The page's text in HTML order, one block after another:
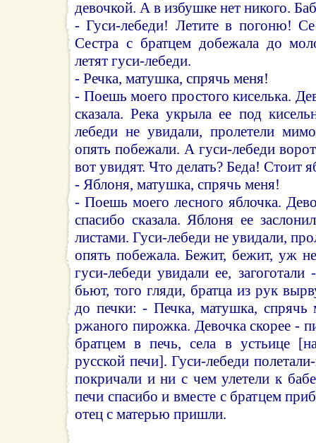
девочкой. А в избушке нет никого.
- Гуси-лебеди! Летите в погоню!
Сестра с братцем добежала до
летят гуси-лебеди.
- Речка, матушка, спрячь меня!
- Поешь моего простого киселька.
сказала. Река укрыла ее под
лебеди не увидали, пролетели
опять побежали. А гуси-лебеди
вот увидят. Что делать? Беда! Стоит
- Яблоня, матушка, спрячь меня!
- Поешь моего лесного яблочка.
спасибо сказала. Яблоня ее
листами. Гуси-лебеди не увидали,
опять побежала. Бежит, бежит, уж
гуси-лебеди увидали ее,
бьют, того гляди, братца из рук
до печки: - Печка, матушка,
ржаного пирожка. Девочка скорее -
братцем в печь, села в устьице
русской печи]. Гуси-лебеди
покричали и ни с чем улетели к
печи спасибо и вместе с братцем
отец с матерью пришли.